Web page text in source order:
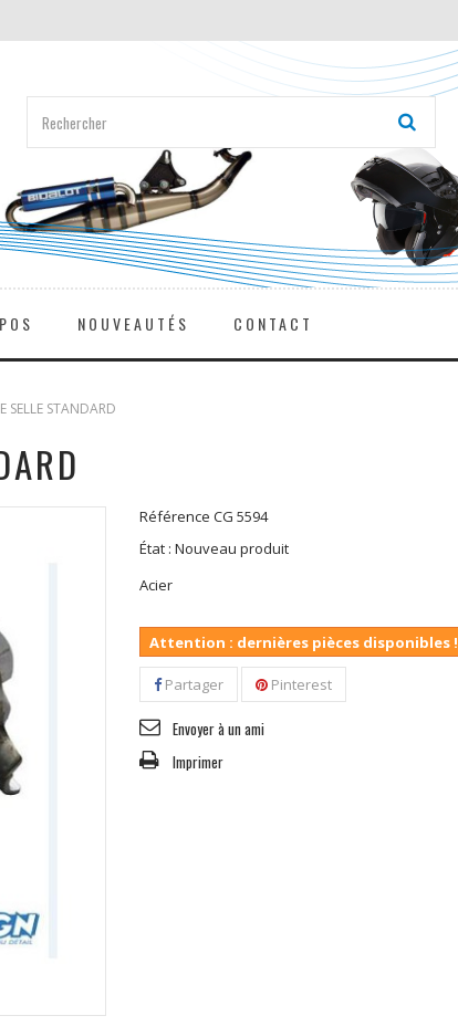
NOUVEAUTÉS CONTACT
SELLE STANDARD
Référence CG 5594
État : Nouveau produit
Acier
Attention : dernières pièces disponibles !
Partager Pinterest
Envoyer à un ami
Imprimer